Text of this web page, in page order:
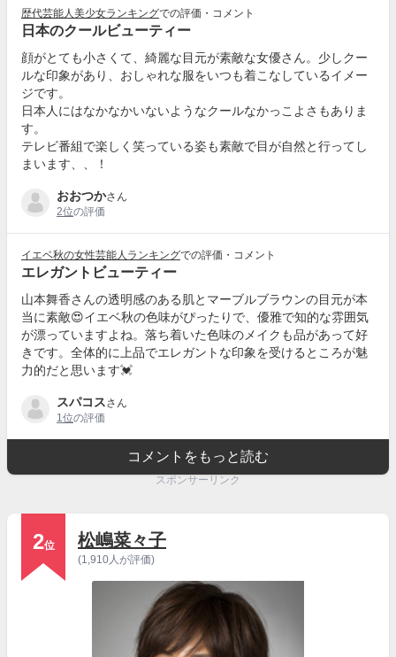
歴代芸能人美少女ランキングでの評価・コメント
日本のクールビューティー
顔がとても小さくて、綺麗な目元が素敵な女優さん。少しクー
ルな印象があり、おしゃれな服をいつも着こなしているイメー
ジです。
日本人にはなかなかいないようなクールなかっこよさもありま
す。
テレビ番組で楽しく笑っている姿も素敵で目が自然と行ってし
まいます、、！
おおつかさん
2位の評価
イエベ秋の女性芸能人ランキングでの評価・コメント
エレガントビューティー
山本舞香さんの透明感のある肌とマーブルブラウンの目元が本
当に素敵😍イエベ秋の色味がぴったりで、優雅で知的な雰囲気
が漂っていますよね。落ち着いた色味のメイクも品があって好
きです。全体的に上品でエレガントな印象を受けるところが魅
力的だと思います💓
スパコスさん
1位の評価
コメントをもっと読む
スポンサーリンク
2位 松嶋菜々子
(1,910人が評価)